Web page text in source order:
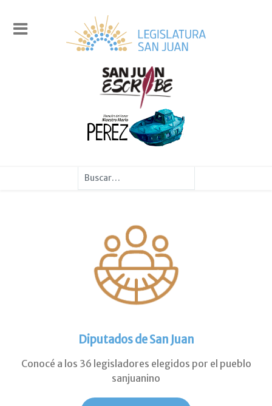
Buscar
Diputados de San Juan
Conocé a los 36 legisladores elegidos por el pueblo
sanjuanino